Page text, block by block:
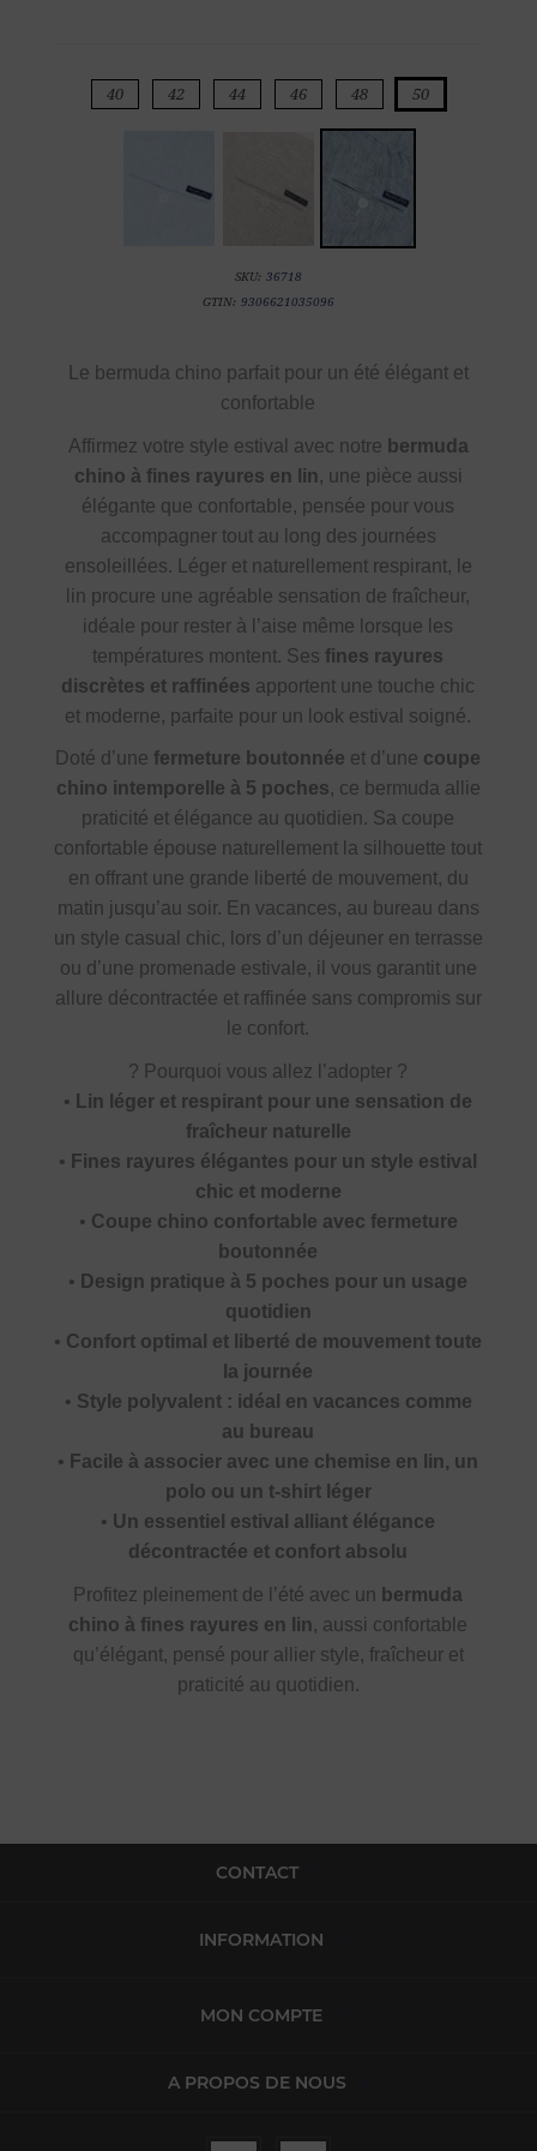
40 42 44 46 48 50
SKU: 36718
GTIN: 9306621035096
Le bermuda chino parfait pour un été élégant et
confortable
Affirmez votre style estival avec notre bermuda
chino à fines rayures en lin, une pièce aussi
élégante que confortable, pensée pour vous
accompagner tout au long des journées
ensoleillées. Léger et naturellement respirant, le
lin procure une agréable sensation de fraîcheur,
idéale pour rester à l’aise même lorsque les
températures montent. Sesfines rayures
discrètes et raffinées apportent une touche chic
et moderne, parfaite pour un look estival soigné.
Doté d’unefermeture boutonnée et d’une coupe
chino intemporelle à 5 poches, ce bermuda allie
praticité et élégance au quotidien. Sa coupe
confortable épouse naturellement la silhouette tout
en offrant une grande liberté de mouvement, du
matin jusqu’au soir. En vacances, au bureau dans
un style casual chic, lors d’un déjeuner en terrasse
ou d’une promenade estivale, il vous garantit une
allure décontractée et raffinée sans compromis sur
le confort.
? Pourquoi vous allez l’adopter ?
• Lin léger et respirant pour une sensation de
fraîcheur naturelle
• Fines rayures élégantes pour un style estival
chic et moderne
• Coupe chino confortable avec fermeture
boutonnée
• Design pratique à 5 poches pour un usage
quotidien
• Confort optimal et liberté de mouvement toute
la journée
• Style polyvalent : idéal en vacances comme
au bureau
• Facile à associer avec une chemise en lin, un
polo ou un t-shirt léger
• Un essentiel estival alliant élégance
décontractée et confort absolu
Profitez pleinement de l’été avec un bermuda
chino à fines rayures en lin, aussi confortable
qu’élégant, pensé pour allier style, fraîcheur et
praticité au quotidien.
CONTACT
INFORMATION
MON COMPTE
A PROPOS DE NOUS